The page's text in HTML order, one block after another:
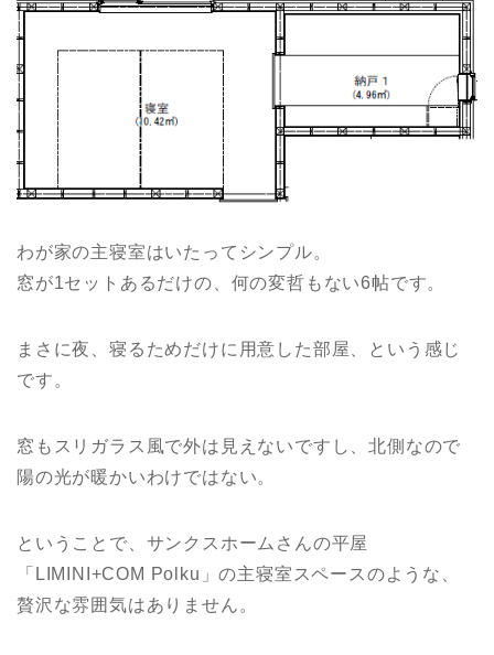
わが家の主寝室はいたってシンプル。
窓が1セットあるだけの、何の変哲もない6帖です。
まさに夜、寝るためだけに用意した部屋、という感じ
です。
窓もスリガラス風で外は見えないですし、北側なので
陽の光が暖かいわけではない。
ということで、サンクスホームさんの平屋
「LIMINI+COM Polku」の主寝室スペースのような、
贅沢な雰囲気はありません。